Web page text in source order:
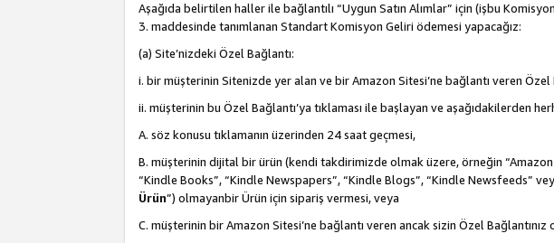
Aşağıda belirtilen haller ile bağlantılı “Uygun Satın Alımlar” için (işbu
3. maddesinde tanımlanan Standart Komisyon Geliri ödemesi yapacağız:
(a) Site’nizdeki Özel Bağlantı:
i. bir müşterinin Sitenizde yer alan ve bir Amazon Sitesi’ne bağlantı veren Özel
ii. müşterinin bu Özel Bağlantı’ya tıklaması ile başlayan ve aşağıdakilerden
A. söz konusu tıklamanın üzerinden 24 saat geçmesi,
B. müşterinin dijital bir ürün (kendi takdirimizde olmak üzere, örneğin “Amazon
“Kindle Books”, “Kindle Newspapers”, “Kindle Blogs”, “Kindle Newsfeeds”
Ürün”) olmayanbir Ürün için sipariş vermesi, veya
C. müşterinin bir Amazon Sitesi’ne bağlantı veren ancak sizin Özel Bağlantınız